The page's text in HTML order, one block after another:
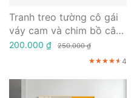
Tranh treo tường cô gái
váy cam và chim bồ câu
nghệ thuật
200.000 ₫ 250.000 ₫
★★★★★
★★★★★
★★★★★4